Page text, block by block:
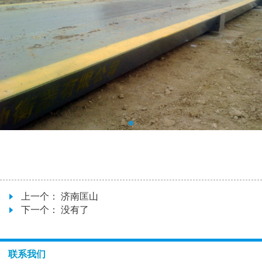
上一个： 济南匡山
下一个： 没有了
联系我们